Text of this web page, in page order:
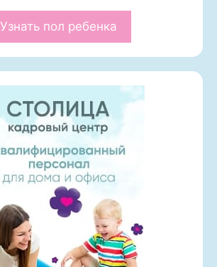
Узнать пол ребенка